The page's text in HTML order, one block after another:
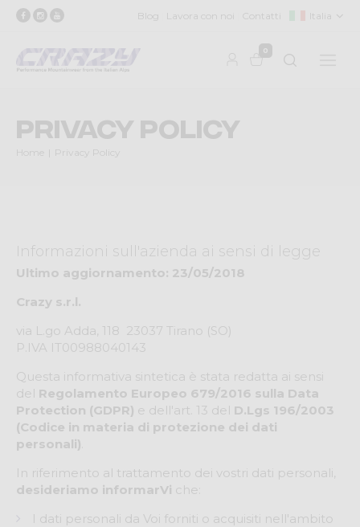
Blog Lavora con noi Contatti Italia
0
Privacy Policy
Home Privacy Policy
Informazioni sull'azienda ai sensi di legge
Ultimo aggiornamento: 23/05/2018
Crazy s.r.l.
via L.go Adda, 118 ­ 23037 Tirano (SO)
P.IVA IT00988040143
Questa informativa sintetica è stata redatta ai sensi
del Regolamento Europeo 679/2016 sulla Data
Protection (GDPR) e dell'art. 13 del D.Lgs 196/2003
(Codice in materia di protezione dei dati
personali)
In riferimento al trattamento dei vostri dati personali,
desideriamo informarVi che:
I dati personali da Voi forniti o acquisiti nell'ambito